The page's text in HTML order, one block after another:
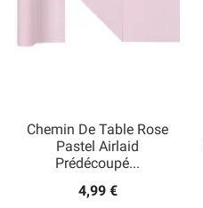
Chemin De Table Rose
Pastel Airlaid
Prédécoupé...
4,99 €